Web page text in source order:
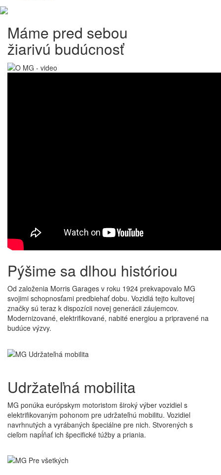
Máme pred sebou
žiarivú budúcnosť
Pýšime sa dlhou históriou
Od založenia Morris Garages v roku 1924 prekvapovalo MG
svojimi schopnosťami predbiehať dobu. Vozidlá tejto kultovej
značky sú teraz k dispozícii novej generácii záujemcov.
Modernizované, elektrifikované, nabité energiou a pripravené na
budúce výzvy.
Udržateľná mobilita
MG ponúka európskym motoristom široký výber vozidiel s
elektrifikovaným pohonom pre udržateľnú mobilitu. Vozidiel
navrhnutých a vyrábaných špeciálne pre nich. Stvorených s
cieľom napĺňať ich špecifické túžby a priania.